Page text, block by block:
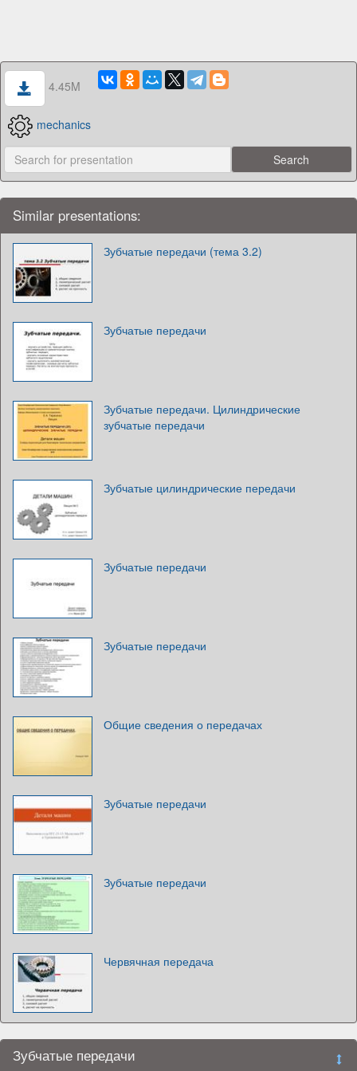
4.45M
mechanics
Similar presentations:
Зубчатые передачи (тема 3.2)
Зубчатые передачи
Зубчатые передачи. Цилиндрические
зубчатые передачи
Зубчатые цилиндрические передачи
Зубчатые передачи
Зубчатые передачи
Общие сведения о передачах
Зубчатые передачи
Зубчатые передачи
Червячная передача
Зубчатые передачи